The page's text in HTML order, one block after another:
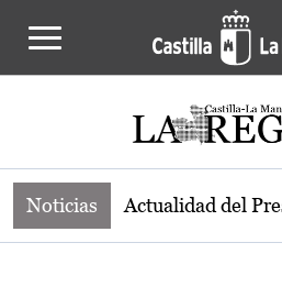
Noticias de la
Noticias Actualidad del